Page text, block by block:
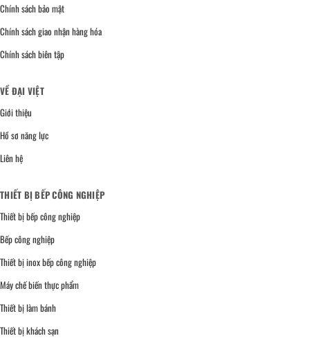
Chính sách bảo mật
Chính sách giao nhận hàng hóa
Chính sách biên tập
VỀ ĐẠI VIỆT
Giới thiệu
Hồ sơ năng lực
Liên hệ
THIẾT BỊ BẾP CÔNG NGHIỆP
Thiết bị bếp công nghiệp
Bếp công nghiệp
Thiết bị inox bếp công nghiệp
Máy chế biến thực phẩm
Thiết bị làm bánh
Thiết bị khách sạn